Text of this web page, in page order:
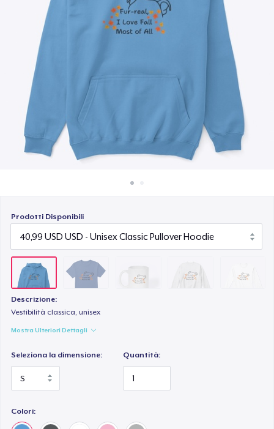
Vendi ovunque
Prodotti Disponibili
Descrizione:
Vestibilità classica, unisex
Mostra Ulteriori Dettagli
Seleziona la dimensione: Quantità:
Colori:
Classic Long Sleeve Tee
30,99 USD